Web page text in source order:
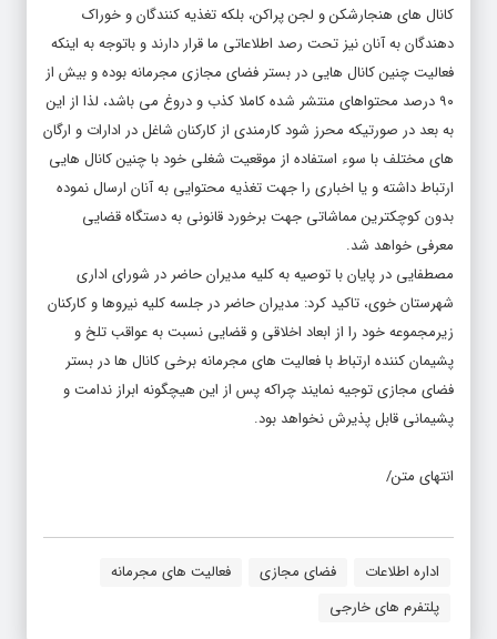
کانال های هنجارشکن و لجن پراکن، بلکه تغذیه کنندگان و خوراک
دهندگان به آنان نیز تحت رصد اطلاعاتی ما قرار دارند و باتوجه به اینکه
فعالیت چنین کانال هایی در بستر فضای مجازی مجرمانه بوده و بیش از
۹۰ درصد محتواهای منتشر شده کاملا کذب و دروغ می باشد، لذا از این
به بعد در صورتیکه محرز شود کارمندی از کارکنان شاغل در ادارات و ارگان
های مختلف با سوء استفاده از موقعیت شغلی خود با چنین کانال هایی
ارتباط داشته و یا اخباری را جهت تغذیه محتوایی به آنان ارسال نموده
بدون کوچکترین مماشاتی جهت برخورد قانونی به دستگاه قضایی
معرفی خواهد شد.
مصطفایی در پایان با توصیه به کلیه مدیران حاضر در شورای اداری
شهرستان خوی، تاکید کرد: مدیران حاضر در جلسه کلیه نیروها و کارکنان
زیرمجموعه خود را از ابعاد اخلاقی و قضایی نسبت به عواقب تلخ و
پشیمان کننده ارتباط با فعالیت های مجرمانه برخی کانال ها در بستر
فضای مجازی توجیه نمایند چراکه پس از این هیچگونه ابراز ندامت و
پشیمانی قابل پذیرش نخواهد بود.
انتهای متن/
اداره اطلاعات فضای مجازی
فعالیت های مجرمانه
پلتفرم های خارجی